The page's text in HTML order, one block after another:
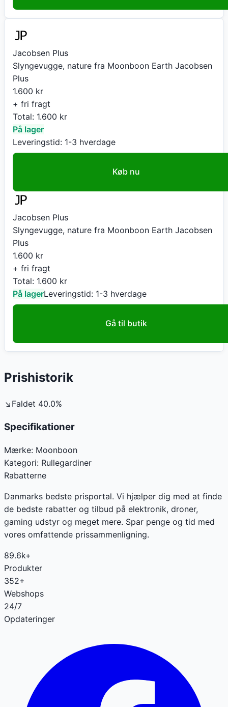
Jacobsen Plus
Slyngevugge, nature fra Moonboon Earth Jacobsen
Plus
1.600 kr
+ fri fragt
Total: 1.600 kr
På lager
Leveringstid: 1-3 hverdage
Køb nu
Jacobsen Plus
Slyngevugge, nature fra Moonboon Earth Jacobsen
Plus
1.600 kr
+ fri fragt
Total: 1.600 kr
På lagerLeveringstid: 1-3 hverdage
Gå til butik
Prishistorik
↘ Faldet 40.0%
Specifikationer
Mærke: Moonboon
Kategori: Rullegardiner
Rabatterne
Danmarks bedste prisportal. Vi hjælper dig med at finde
de bedste rabatter og tilbud på elektronik, droner,
gaming udstyr og meget mere. Spar penge og tid med
vores omfattende prissammenligning.
89.6k+
Produkter
352+
Webshops
24/7
Opdateringer